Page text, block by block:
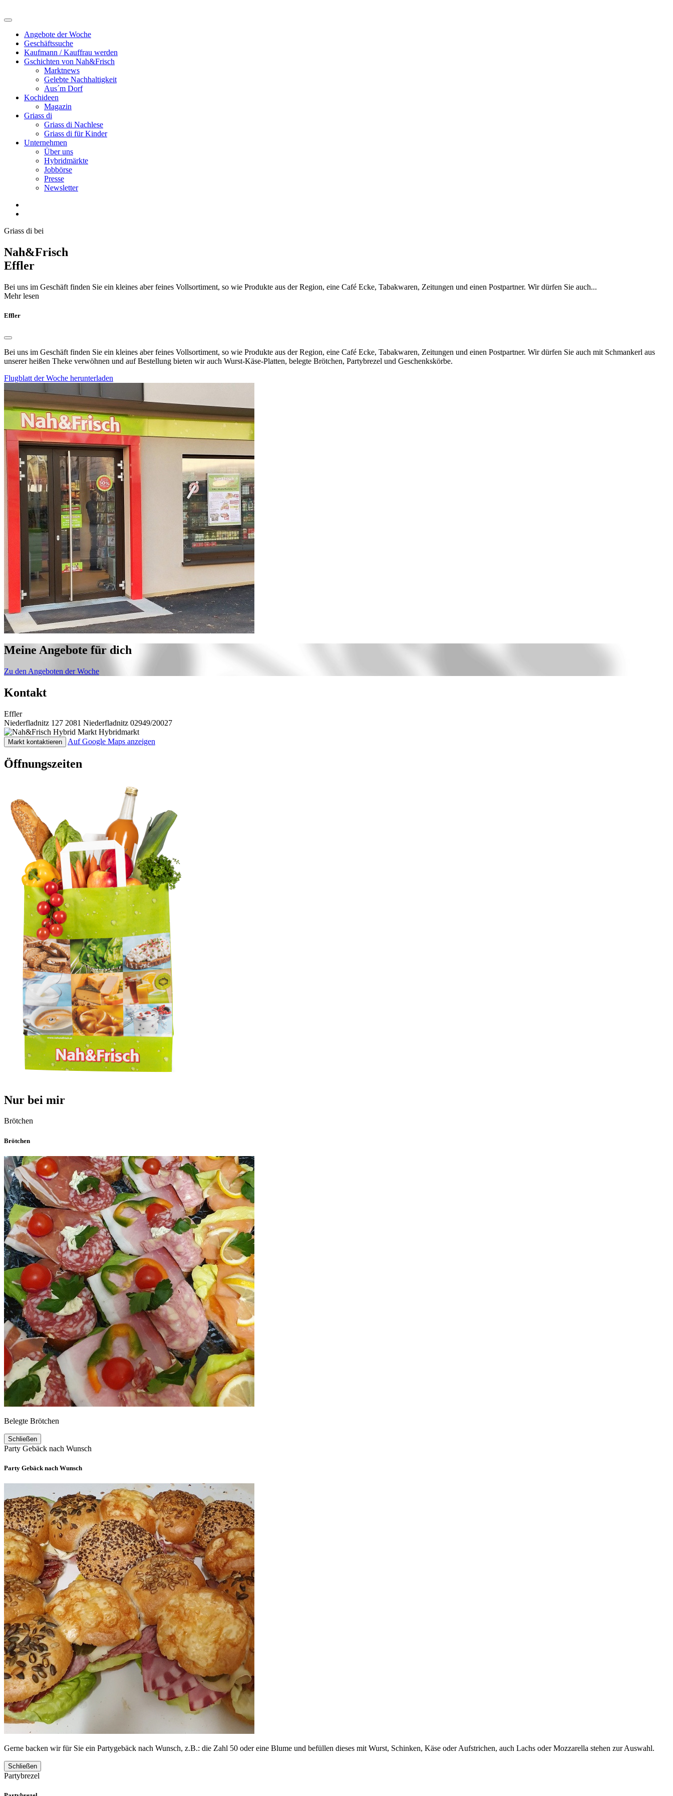
Angebote der Woche
Geschäftssuche
Kaufmann / Kauffrau werden
Gschichten von Nah&Frisch
Marktnews
Gelebte Nachhaltigkeit
Aus´m Dorf
Kochideen
Magazin
Griass di
Griass di Nachlese
Griass di für Kinder
Unternehmen
Über uns
Hybridmärkte
Jobbörse
Presse
Newsletter
Griass di bei
Nah&Frisch
Effler
Bei uns im Geschäft finden Sie ein kleines aber feines Vollsortiment, so wie Produkte aus der Region, eine Café Ecke, Tabakwaren, Zeitungen und einen Postpartner. Wir dürfen Sie auch...
Mehr lesen
Effler
Bei uns im Geschäft finden Sie ein kleines aber feines Vollsortiment, so wie Produkte aus der Region, eine Café Ecke, Tabakwaren, Zeitungen und einen Postpartner. Wir dürfen Sie auch mit Schmankerl aus
unserer heißen Theke verwöhnen und auf Bestellung bieten wir auch Wurst-Käse-Platten, belegte Brötchen, Partybrezel und Geschenkskörbe.
Flugblatt der Woche herunterladen
Meine Angebote für dich
Zu den Angeboten der Woche
Kontakt
Effler
Niederfladnitz 127 2081 Niederfladnitz 02949/20027
Hybridmarkt
Markt kontaktieren Auf Google Maps anzeigen
Öffnungszeiten
Nur bei mir
Brötchen
Brötchen
Belegte Brötchen
Schließen
Party Gebäck nach Wunsch
Party Gebäck nach Wunsch
Gerne backen wir für Sie ein Partygebäck nach Wunsch, z.B.: die Zahl 50 oder eine Blume und befüllen dieses mit Wurst, Schinken, Käse oder Aufstrichen, auch Lachs oder Mozzarella stehen zur Auswahl.
Schließen
Partybrezel